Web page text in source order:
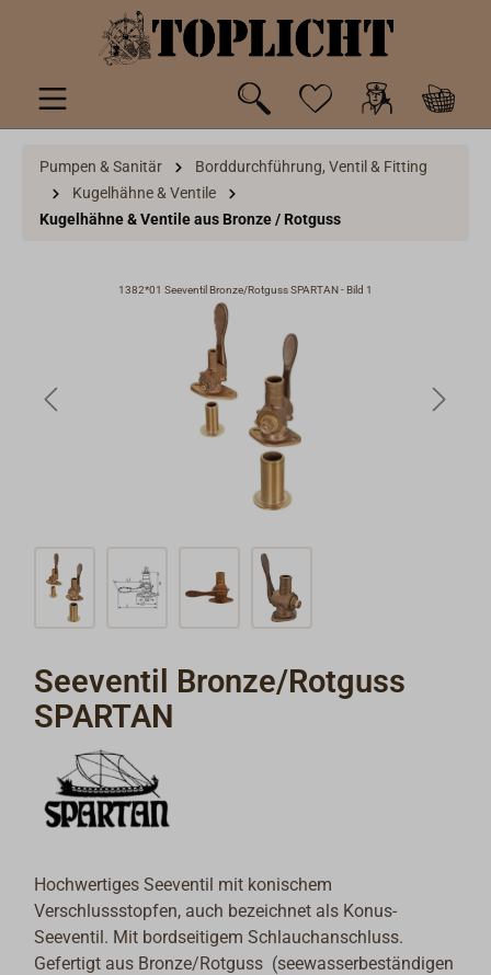
springen
Pumpen & Sanitär
Borddurchführung, Ventil & Fitting
Kugelhähne & Ventile
Kugelhähne & Ventile aus Bronze / Rotguss
1382*01 Seeventil Bronze/Rotguss SPARTAN - Bild 1
Seeventil Bronze/Rotguss
SPARTAN
Hochwertiges Seeventil mit konischem
Verschlussstopfen, auch bezeichnet als Konus-
Seeventil. Mit bordseitigem Schlauchanschluss.
Gefertigt aus Bronze/Rotguss (seewasserbeständigen